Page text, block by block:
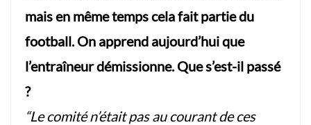
mais en même temps cela fait partie du
football. On apprend aujourd’hui que
l’entraîneur démissionne. Que s’est-il passé
?
“Le comité n’était pas au courant de ces